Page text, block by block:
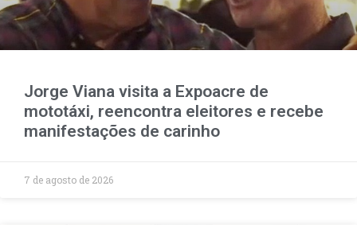
Jorge Viana visita a Expoacre de
mototáxi, reencontra eleitores e recebe
manifestações de carinho
7 de agosto de 2026